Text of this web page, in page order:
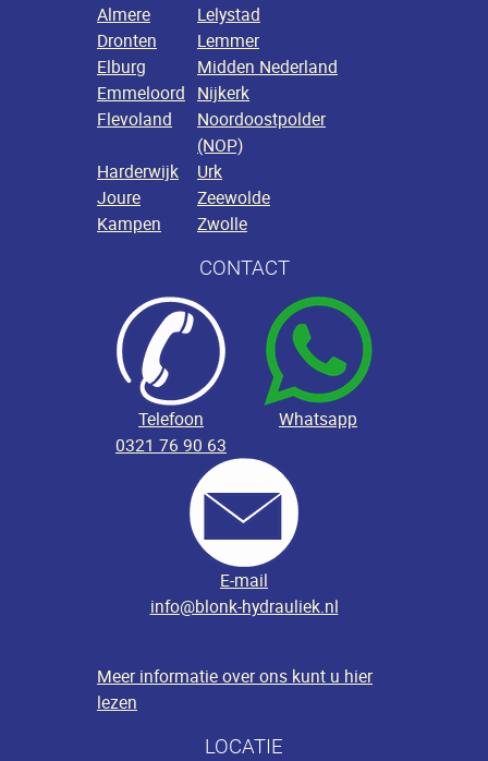
Almere
Lelystad
Dronten
Lemmer
Elburg
Midden Nederland
Emmeloord Nijkerk
Flevoland
Noordoostpolder
(NOP)
Harderwijk
Urk
Joure
Zeewolde
Kampen
Zwolle
CONTACT
Telefoon
Whatsapp
0321 76 90 63
E-mail
info@blonk-hydrauliek.nl
Meer informatie over ons kunt u hier
lezen
LOCATIE